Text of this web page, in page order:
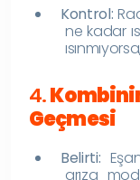
Kontrol:
ne kadar
4.
Geçmesi
Belirti:
arıza